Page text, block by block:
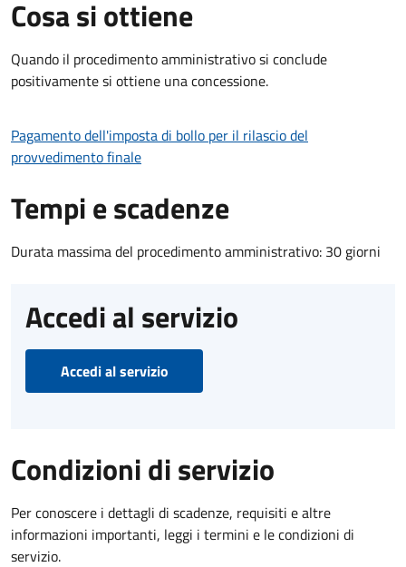
Cosa si ottiene
Quando il procedimento amministrativo si conclude
positivamente si ottiene una concessione.
Pagamento dell'imposta di bollo per il rilascio del
provvedimento finale
Tempi e scadenze
Durata massima del procedimento amministrativo: 30 giorni
Accedi al servizio
Accedi al servizio
Condizioni di servizio
Per conoscere i dettagli di scadenze, requisiti e altre
informazioni importanti, leggi i termini e le condizioni di
servizio.